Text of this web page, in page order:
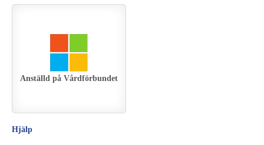
Anställd på Vårdförbundet
Hjälp